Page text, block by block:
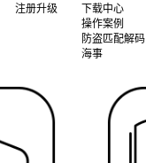
注册升级
下载中心
操作案例
防盗匹配解码
海事